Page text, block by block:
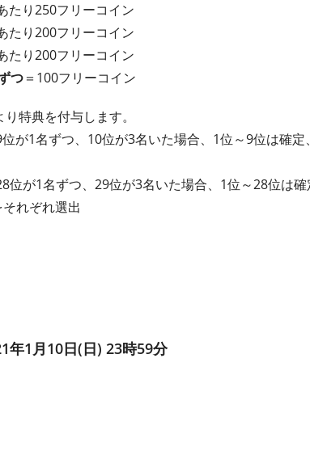
たり250フリーコイン
たり200フリーコイン
たり200フリーコイン
つ＝100フリーコイン
特典を付与します。
が1名ずつ、10位が3名いた場合、1位～9位は確定
が1名ずつ、29位が3名いた場合、1位～28位は
れぞれ選出
年1月10日(日) 23時59分